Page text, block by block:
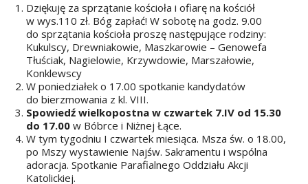
Dziękuję za sprzątanie kościoła i ofiarę na kościół
w wys.110 zł. Bóg zapłać! W sobotę na godz. 9.00
do sprzątania kościoła proszę następujące rodziny:
Kukulscy, Drewniakowie, Maszkarowie – Genowefa
Tłuściak, Nagielowie, Krzywdowie, Marszałowie,
Konklewscy
W poniedziałek o 17.00 spotkanie kandydatów
do bierzmowania z kl. VIII.
Spowiedź wielkopostna w czwartek 7.IV od 15.30
do 17.00w Bóbrce i Niżnej Łące.
W tym tygodniu I czwartek miesiąca. Msza św. o 18.00,
po Mszy wystawienie Najśw. Sakramentu i wspólna
adoracja. Spotkanie Parafialnego Oddziału Akcji
Katolickiej.